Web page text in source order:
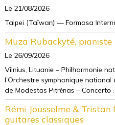
Le 21/08/2026
Taipei (Taïwan) — Formosa
Muza Rubackyté, pianiste
Le 26/09/2026
Vilnius, Lituanie – Philharmonie
l’Orchestre symphonique
de Modestas Pitrėnas – Concerto
Rémi Jousselme & Tristan
guitares classiques